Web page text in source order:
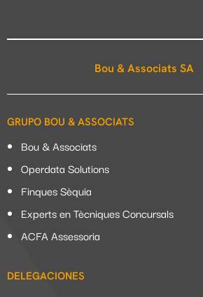
Bou & Associats SA
GRUPO BOU & ASSOCIATS
Bou & Associats
Operdata Solutions
Finques Sèquia
Experts en Tècniques Concursals
ACFA Assessoria
DELEGACIONES